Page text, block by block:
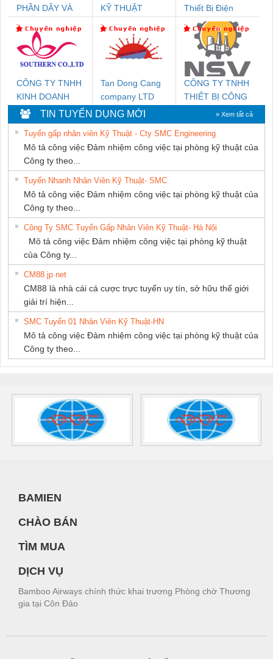
PHẦN DÂY VÀ
THƯỢNG ĐÌNH
KỸ THUẬT
NAM
Thiết Bị Điện
Nam Quốc Thịnh
CÔNG TY TNHH
KINH DOANH
DỊCH VỤ XNK
PHƯƠNG NAM
Tan Dong Cang
company LTD
CÔNG TY TNHH
THIẾT BỊ CÔNG
NGHIỆP NIHON
SETSUBI VIỆT
NAM
TIN TUYỂN DỤNG MỚI » Xem tất cả
Tuyển gấp nhân viên Kỹ Thuật - Cty SMC Engineering
Mô tả công việc Đảm nhiệm công việc tại phòng kỹ thuật của
Công ty theo...
Tuyển Nhanh Nhân Viên Kỹ Thuật- SMC
Mô tả công việc Đảm nhiệm công việc tại phòng kỹ thuật của
Công ty theo...
Công Ty SMC Tuyển Gấp Nhân Viên Kỹ Thuật- Hà Nội
Mô tả công việc Đảm nhiệm công việc tại phòng kỹ thuật
của Công ty...
CM88 jp net
CM88 là nhà cái cá cược trực tuyến uy tín, sở hữu thế giới
giải trí hiện...
SMC Tuyển 01 Nhân Viên Kỹ Thuật-HN
Mô tả công việc Đảm nhiệm công việc tại phòng kỹ thuật của
Công ty theo...
BAMIEN
CHÀO BÁN
TÌM MUA
DỊCH VỤ
Bamboo Airways chính thức khai trương Phòng chờ Thương
gia tại Côn Đảo